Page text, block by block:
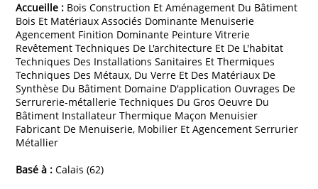
Accueille : Bois Construction Et Aménagement Du Bâtiment
Bois Et Matériaux Associés Dominante Menuiserie
Agencement Finition Dominante Peinture Vitrerie
Revêtement Techniques De L'architecture Et De L'habitat
Techniques Des Installations Sanitaires Et Thermiques
Techniques Des Métaux, Du Verre Et Des Matériaux De
Synthèse Du Bâtiment Domaine D'application Ouvrages De
Serrurerie-métallerie Techniques Du Gros Oeuvre Du
Bâtiment Installateur Thermique Maçon Menuisier
Fabricant De Menuiserie, Mobilier Et Agencement Serrurier
Métallier
Basé à : Calais (62)